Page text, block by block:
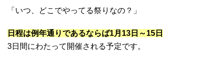
「いつ、どこでやってる祭りなの？」
日程は例年通りであるならば1月13日～15日
3日間にわたって開催される予定です。